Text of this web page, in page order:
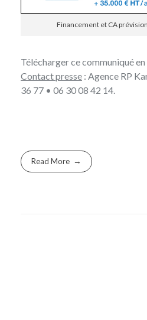
Financement et CA
Télécharger cecommuniqué en
Contact presse : Agence RP
36 77 • 06 30 08 42 14.
Read More